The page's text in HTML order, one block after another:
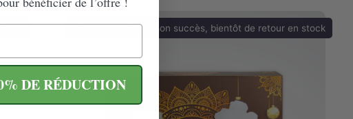
Produit victime de son succès, bientôt de retour en stock
DE RÉDUCTION